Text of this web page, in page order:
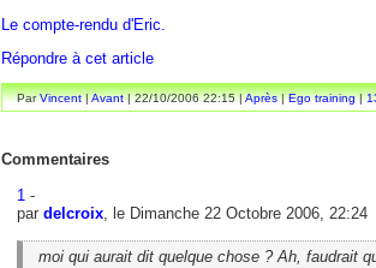
Le compte-rendu d'Eric.
Répondre à cet article
ParVincent|Avant| 22/10/2006 22:15 |Après|Ego training|
Commentaires
1-
par delcroix, le Dimanche 22 Octobre 2006, 22:24
moi qui aurait dit quelque chose ? Ah, faudrait